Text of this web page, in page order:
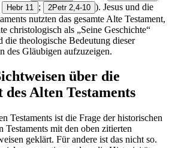
Hebr 11 ; 2Petr 2,4-10 ). Jesus und die
nutzten das gesamte Alte Testament,
christologisch als „Seine Geschichte“
die theologische Bedeutung dieser
des Gläubigen aufzuzeigen.
über die
Alten Testaments
Testaments ist die Frage der historischen
Testaments mit den oben zitierten
geklärt. Für andere ist das nicht so.